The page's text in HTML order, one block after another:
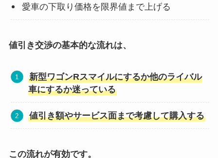
愛車の下取り価格を限界値まで上げる
値引き交渉の基本的な流れは、
新型ワゴンRスマイルにするか他のライバル
車にするか迷っている
値引き額やサービス面まで考慮して購入する
この流れが有効です。